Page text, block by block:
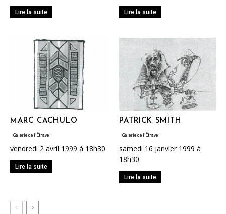
Lire la suite Lire la suite
MARC CACHULO
Galerie de l’Étrave
vendredi 2 avril 1999 à 18h30
Lire la suite
PATRICK SMITH
Galerie de l’Étrave
samedi 16 janvier 1999 à
18h30
Lire la suite